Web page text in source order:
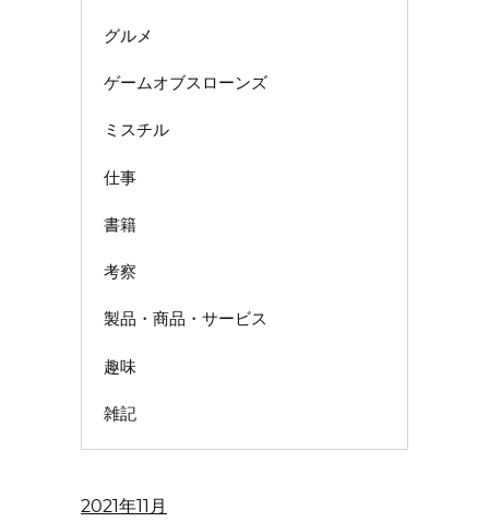
グルメ
ゲームオブスローンズ
ミスチル
仕事
書籍
考察
製品・商品・サービス
趣味
雑記
2021年11月